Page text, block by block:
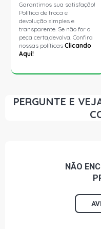
Garantimos sua satisfação!
Política de troca e
devolução simples e
transparente. Se não for a
peça certa,devolva. Confira
nossas políticasClicando
Aqui!
PERGUNTE E
NÃO